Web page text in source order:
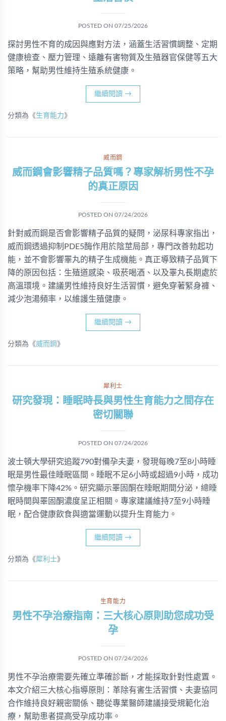
POSTED ON 07/25/2026
探討男性不育的成因與應對方法，涵蓋生活習慣調整、定期
健康檢查、壓力管理、遠離有害物質及生殖器官保健等五大
策略，幫助男性維持生殖系統健康。
繼續閱讀 →
分類為《生育能力》
威而鋼
威而鋼會影響精子品質嗎？專家解析男性不孕
的真正原因
POSTED ON 07/24/2026
針對威而鋼是否會影響精子品質的疑問，泌尿科專家指出，
威而鋼透過抑制PDE5酶作用於陰莖局部，專門改善勃起功
能，並不會影響睪丸的精子生成機能。真正導致精子品質下
降的原因包括：生殖道感染、吸菸喝酒、以及睪丸長期處於
高溫環境。建議男性維持良好生活習慣，避免穿著緊身褲、
減少泡湯頻率，以維護生殖健康。
繼續閱讀 →
分類為《威而鋼 》
犀利士
研究發現：睡眠時長與男性生育能力之間存在
密切關聯
POSTED ON 07/24/2026
波士頓大學研究追蹤790對備孕夫妻，發現每晚7至8小時睡
眠是男性最佳睡眠區間。睡眠不足6小時或超過9小時，成功
懷孕機率下降42%。研究顯示睪固酮在睡眠期間分泌，總睡
眠時間與睪固酮濃度呈正相關。專家建議維持7至9小時睡
眠，配合健康飲食與適當運動以提升生育能力。
繼續閱讀 →
分類為《犀利士》
生育能力
男性不孕治療指南：三大核心原則助您成功受
孕
POSTED ON 07/24/2026
男性不孕治療需要先確立準確診斷，才能採取針對性處置。
本文介紹三大核心指導原則：革除有害生活習慣、夫妻協同
合作維持良好親密關係、聽從專業醫師建議接受規範化治
療，幫助患者提高受孕成功率。